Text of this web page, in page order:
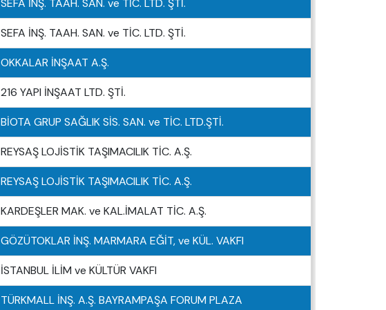
SEFA İNŞ. TAAH. SAN. ve TİC. LTD. ŞTİ.
SEFA İNŞ. TAAH. SAN. ve TİC. LTD. ŞTİ.
OKKALAR İNŞAAT A.Ş.
216 YAPI İNŞAAT LTD. ŞTİ.
BİOTA GRUP SAĞLIK SİS. SAN. ve TİC. LTD.ŞTİ.
REYSAŞ LOJİSTİK TAŞIMACILIK TİC. A.Ş.
REYSAŞ LOJİSTİK TAŞIMACILIK TİC. A.Ş.
KARDEŞLER MAK. ve KAL.İMALAT TİC. A.Ş.
GÖZÜTOKLAR İNŞ. MARMARA EĞİT, ve KÜL. VAKFI
İSTANBUL İLİM ve KÜLTÜR VAKFI
TÜRKMALL İNŞ. A.Ş. BAYRAMPAŞA FORUM PLAZA